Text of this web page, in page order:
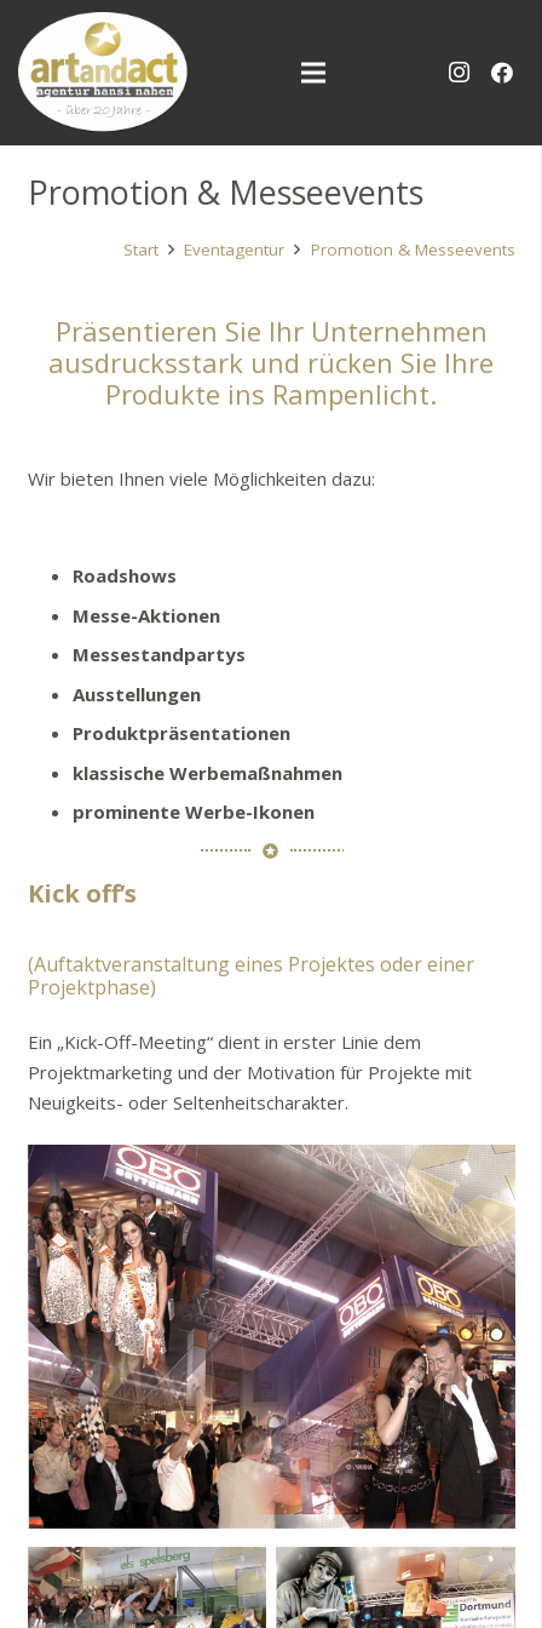
Promotion & Messeevents
Start Eventagentur Promotion & Messeevents
Präsentieren Sie Ihr Unternehmen
ausdrucksstark und rücken Sie Ihre
Produkte ins Rampenlicht.
Wir bieten Ihnen viele Möglichkeiten dazu:
Roadshows
Messe-Aktionen
Messestandpartys
Ausstellungen
Produktpräsentationen
klassische Werbemaßnahmen
prominente Werbe-Ikonen
stars
Kick off’s
(Auftaktveranstaltung eines Projektes oder einer
Projektphase)
Ein „Kick-Off-Meeting“ dient in erster Linie dem
Projektmarketing und der Motivation für Projekte mit
Neuigkeits- oder Seltenheitscharakter.